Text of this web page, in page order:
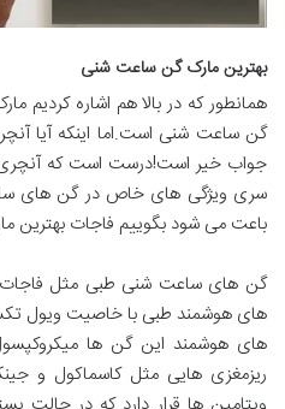
بهترین مارک گن ساعت شنی
همانطور که در بالا هم اشاره کردیم
گن ساعت شنی است.اما اینکه آیا
جواب خیر است!درست است که آنچری
سری ویژگی های خاص در گن های
باعت می شود بگوییم فاجات
گن های ساعت شنی طبی مثل فاجات
های هوشمند طبی با خاصیت ویول
های هوشمند این گن ها
ریزمغزی هایی مثل کاسماکول و